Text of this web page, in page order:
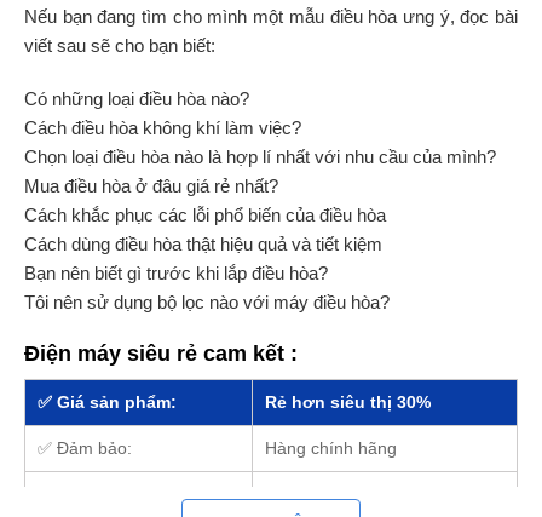
Nếu bạn đang tìm cho mình một mẫu điều hòa ưng ý, đọc bài
viết sau sẽ cho bạn biết:
Có những loại điều hòa nào?
Cách điều hòa không khí làm việc?
Chọn loại điều hòa nào là hợp lí nhất với nhu cầu của mình?
Mua điều hòa ở đâu giá rẻ nhất?
Cách khắc phục các lỗi phổ biến của điều hòa
Cách dùng điều hòa thật hiệu quả và tiết kiệm
Bạn nên biết gì trước khi lắp điều hòa?
Tôi nên sử dụng bộ lọc nào với máy điều hòa?
Điện máy siêu rẻ cam kết :
✅ Giá sản phẩm: Rẻ hơn siêu thị 30%
✅ Đảm bảo: Hàng chính hãng
Mới 100%